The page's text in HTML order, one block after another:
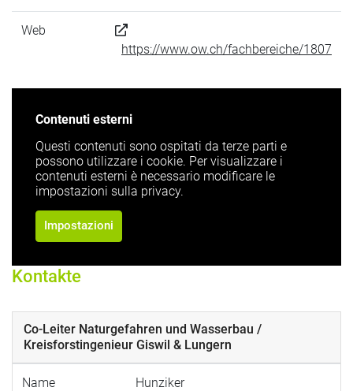
Web
https://www.ow.ch/fachbereiche/1807
Contenuti esterni
Questi contenuti sono ospitati da terze parti e
possono utilizzare i cookie. Per visualizzare i
contenuti esterni è necessario modificare le
impostazioni sulla privacy.
Impostazioni
Kontakte
Co-Leiter Naturgefahren und Wasserbau /
Kreisforstingenieur Giswil & Lungern
Name Hunziker